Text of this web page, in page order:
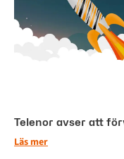
Telenor avser att
Läs mer